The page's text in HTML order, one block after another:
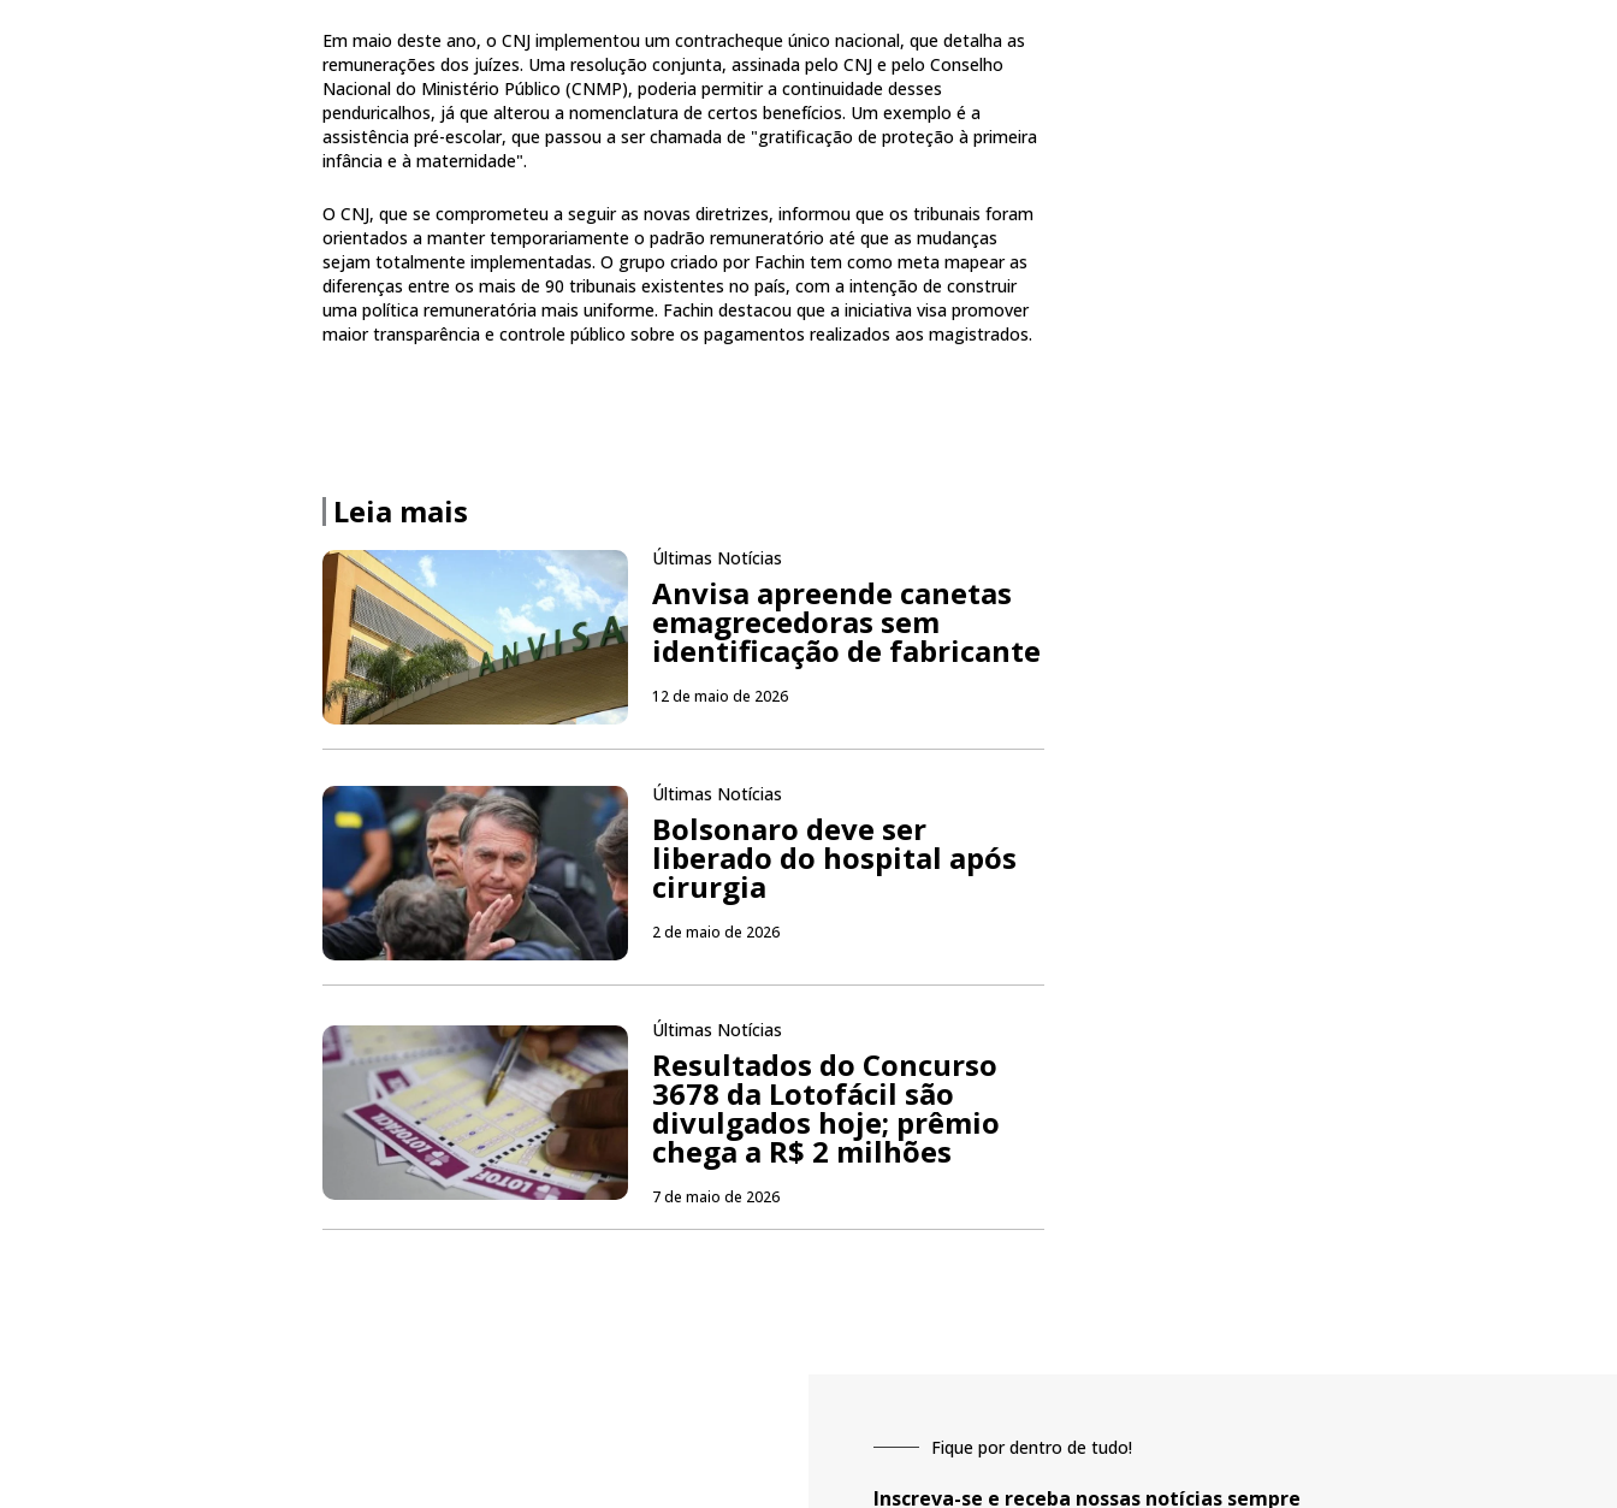
Em maio deste ano, o CNJ implementou um contracheque único nacional, que detalha as
remunerações dos juízes. Uma resolução conjunta, assinada pelo CNJ e pelo Conselho
Nacional do Ministério Público (CNMP), poderia permitir a continuidade desses
penduricalhos, já que alterou a nomenclatura de certos benefícios. Um exemplo é a
assistência pré-escolar, que passou a ser chamada de "gratificação de proteção à primeira
infância e à maternidade".
O CNJ, que se comprometeu a seguir as novas diretrizes, informou que os tribunais foram
orientados a manter temporariamente o padrão remuneratório até que as mudanças
sejam totalmente implementadas. O grupo criado por Fachin tem como meta mapear as
diferenças entre os mais de 90 tribunais existentes no país, com a intenção de construir
uma política remuneratória mais uniforme. Fachin destacou que a iniciativa visa promover
maior transparência e controle público sobre os pagamentos realizados aos magistrados.
Leia mais
Últimas Notícias
Anvisa apreende canetas
emagrecedoras sem
identificação de fabricante
12 de maio de 2026
Últimas Notícias
Bolsonaro deve ser
liberado do hospital após
cirurgia
2 de maio de 2026
Últimas Notícias
Resultados do Concurso
3678 da Lotofácil são
divulgados hoje; prêmio
chega a R$ 2 milhões
7 de maio de 2026
Fique por dentro de tudo!
Inscreva-se e receba nossas notícias sempre